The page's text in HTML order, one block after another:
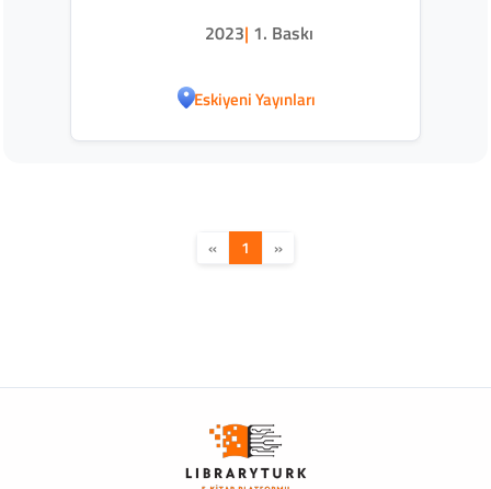
2023| 1. Baskı
Eskiyeni Yayınları
« 1 »